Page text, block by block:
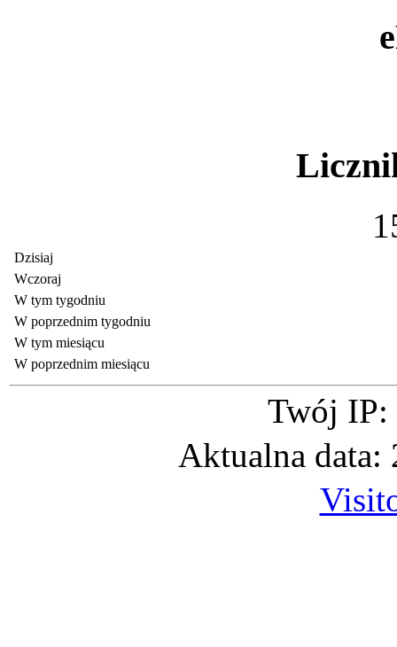
1
Dzisiaj
Wczoraj
W tym tygodniu
W poprzednim tygodniu
W tym miesiącu
W poprzednim miesiącu
Twój IP:
Aktualna data: